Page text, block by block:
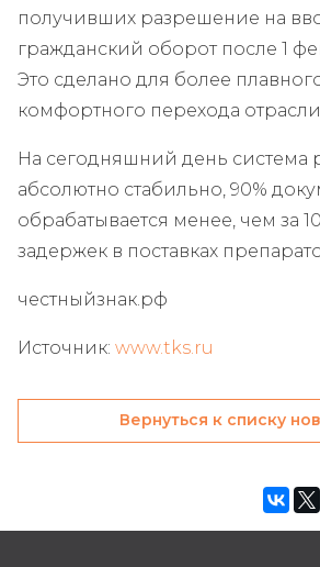
получивших разрешение на
гражданский оборот после 1
Это сделано для более
комфортного перехода
На сегодняшний день система
абсолютно стабильно, 90%
обрабатывается менее, чем за
задержек в поставках
честныйзнак.рф
Источник: www.tks.ru
Вернуться к списку